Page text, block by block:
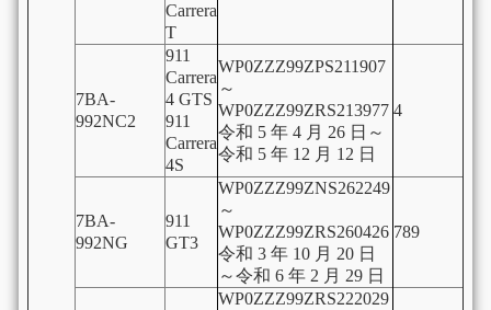
Carrera
T
7BA-
992NC2
911
Carrera
4 GTS
911
Carrera
4S
WP0ZZZ99ZPS211907
～
WP0ZZZ99ZRS213977
令和 5 年 4 月 26 日～
令和 5 年 12 月 12 日
4
7BA-
992NG
911
GT3
WP0ZZZ99ZNS262249
～
WP0ZZZ99ZRS260426
令和 3 年 10 月 20 日
～令和 6 年 2 月 29 日
789
WP0ZZZ99ZRS222029